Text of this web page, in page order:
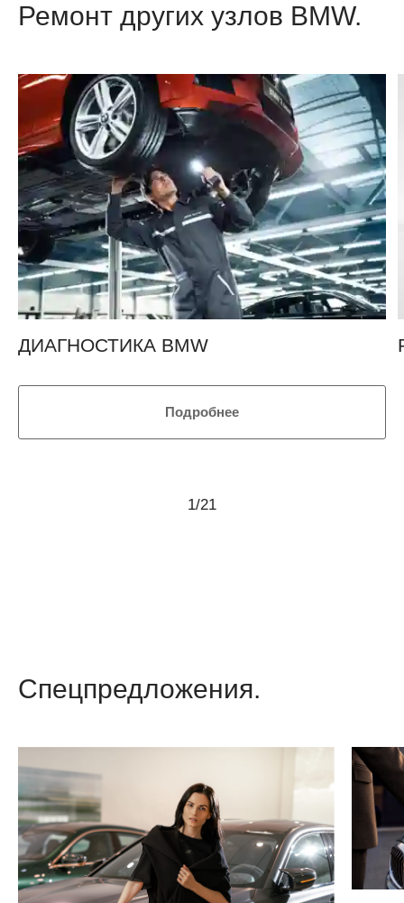
Ремонт других узлов BMW.
ДИАГНОСТИКА BMW
Подробнее
1/21
Спецпредложения.